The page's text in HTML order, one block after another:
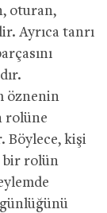
oturan,
Ayrıca tanrı
öznenin
rolüne
Böylece, kişi
bir rolün